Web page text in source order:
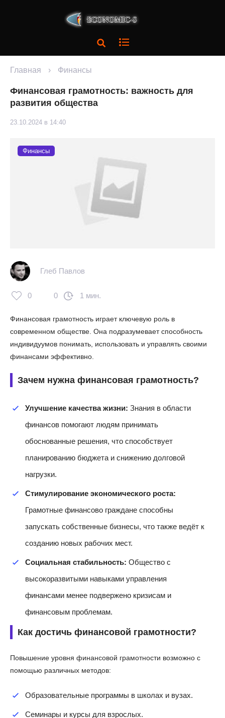
Главная › Финансы
Финансовая грамотность: важность для
развития общества
23.10.2024 в 14:40
Финансы
Глеб Павлов
0 0 1 мин.
Финансовая грамотность играет ключевую роль в
современном обществе. Она подразумевает способность
индивидуумов понимать, использовать и управлять своими
финансами эффективно.
Зачем нужна финансовая грамотность?
Улучшение качества жизни: Знания в области
финансов помогают людям принимать
обоснованные решения, что способствует
планированию бюджета и снижению долговой
нагрузки.
Стимулирование экономического роста:
Грамотные финансово граждане способны
запускать собственные бизнесы, что также ведёт к
созданию новых рабочих мест.
Социальная стабильность: Общество с
высокоразвитыми навыками управления
финансами менее подвержено кризисам и
финансовым проблемам.
Как достичь финансовой грамотности?
Повышение уровня финансовой грамотности возможно с
помощью различных методов:
Образовательные программы в школах и вузах.
Семинары и курсы для взрослых.